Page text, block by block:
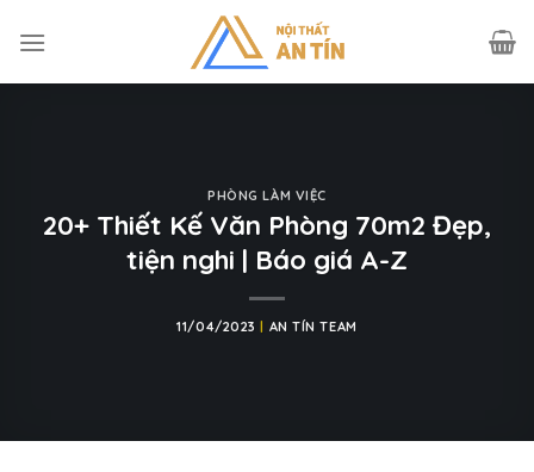
PHÒNG LÀM VIỆC
20+ Thiết Kế Văn Phòng 70m2 Đẹp,
tiện nghi | Báo giá A-Z
11/04/2023 AN TÍN TEAM